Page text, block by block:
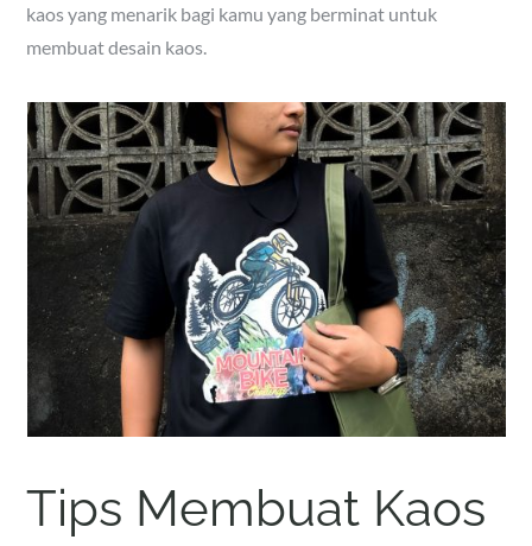
kaos yang menarik bagi kamu yang berminat untuk
membuat desain kaos.
Tips Membuat Kaos